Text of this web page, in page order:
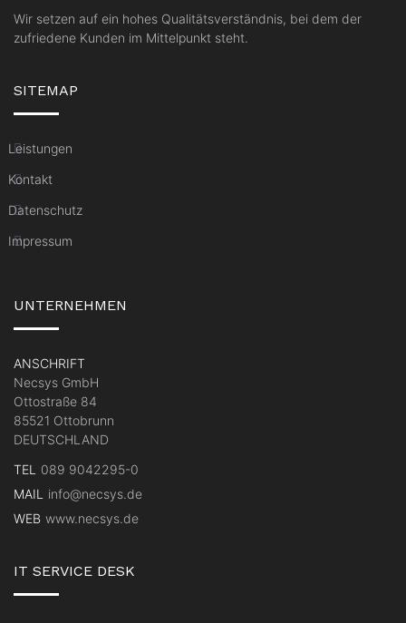
Wir setzen auf ein hohes Qualitätsverständnis, bei dem der
zufriedene Kunden im Mittelpunkt steht.
SITEMAP
Leistungen
Kontakt
Datenschutz
Impressum
UNTERNEHMEN
ANSCHRIFT
Necsys GmbH
Ottostraße 84
85521 Ottobrunn
DEUTSCHLAND
TEL
089 9042295-0
MAIL
info@necsys.de
WEB www.necsys.de
IT SERVICE DESK